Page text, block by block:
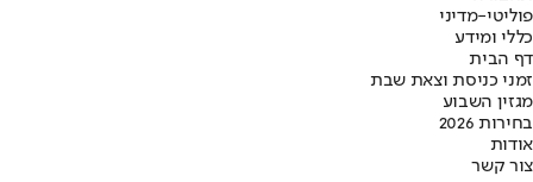
פוליטי-מדיני
כללי ומידע
דף הבית
זמני כניסת וצאת שבת
מגזין השבוע
בחירות 2026
אודות
צור קשר